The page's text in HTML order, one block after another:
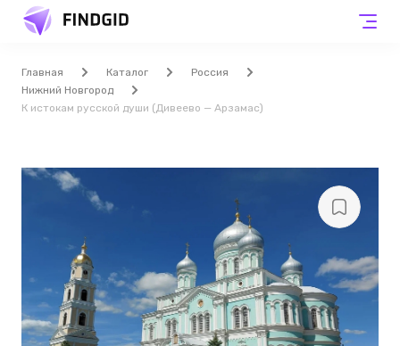
Главная Каталог
Россия
Нижний Новгород
К истокам русской души (Дивеево — Арзамас)